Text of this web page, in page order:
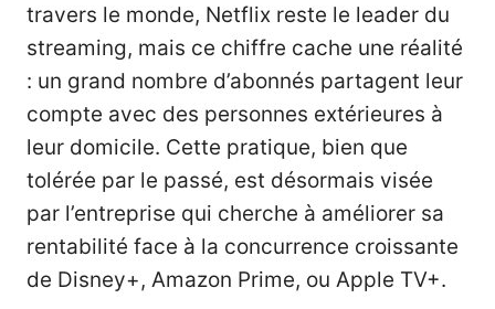
travers le monde, Netflix reste le leader du
streaming, mais ce chiffre cache une réalité
: un grand nombre d’abonnés partagent leur
compte avec des personnes extérieures à
leur domicile. Cette pratique, bien que
tolérée par le passé, est désormais visée
par l’entreprise qui cherche à améliorer sa
rentabilité face à la concurrence croissante
de Disney+, Amazon Prime, ou Apple TV+.